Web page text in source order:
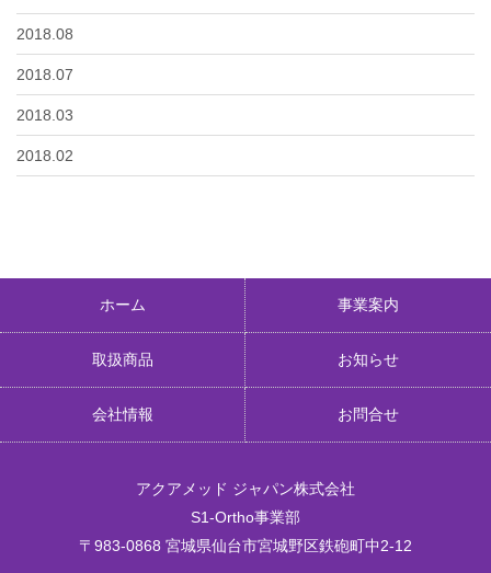
2018.08
2018.07
2018.03
2018.02
ホーム 事業案内
取扱商品 お知らせ
会社情報 お問合せ
アクアメッド ジャパン株式会社
S1-Ortho事業部
〒983-0868 宮城県仙台市宮城野区鉄砲町中2-12